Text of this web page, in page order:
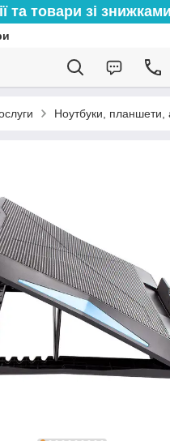
та товари зі знижками
Ноутбуки, планшети,